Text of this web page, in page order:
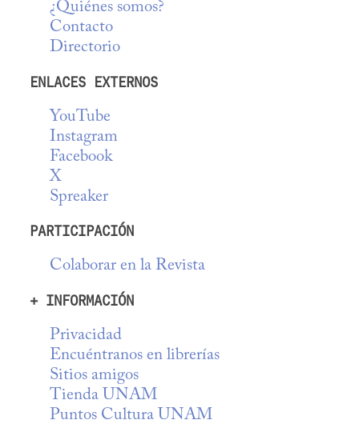
¿Quiénes somos?
Contacto
Directorio
ENLACES EXTERNOS
YouTube
Instagram
Facebook
X
Spreaker
PARTICIPACIÓN
Colaborar en la Revista
+ INFORMACIÓN
Privacidad
Encuéntranos en librerías
Sitios amigos
Tienda UNAM
Puntos Cultura UNAM